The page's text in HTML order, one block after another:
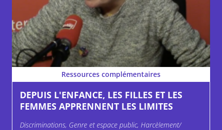
Ressources complémentaires
DEPUIS L'ENFANCE, LES FILLES ET LES
FEMMES APPRENNENT LES LIMITES
Discriminations, Genre et espace public, Harcèlement/